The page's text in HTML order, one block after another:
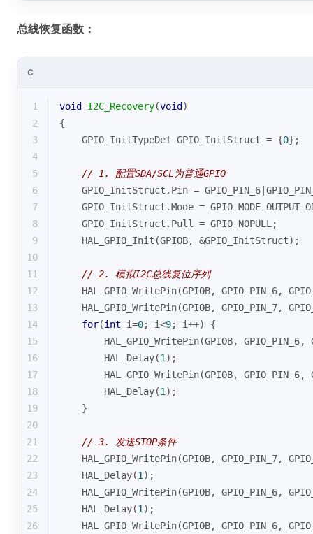
总线恢复函数：
C
1 void I2C_Recovery(void )
2
{
3
    GPIO_InitTypeDef GPIO_InitStruct = {
0};
4
5
// 1. 配置SDA/SCL为普通GPIO
6
GPIO_InitStruct.Pin =
7
GPIO_InitStruct.Mode =
8
    GPIO_InitStruct.Pull = GPIO_NOPULL;
9
    HAL_GPIO_Init(GPIOB, &GPIO_InitStruct);
10
11
// 2. 模拟I2C总线复位序列
12
HAL_GPIO_WritePin(GPIOB, GPIO_PIN_6,
13
HAL_GPIO_WritePin(GPIOB, GPIO_PIN_7,
14
for(int i=0; i<9; i++) {
15
HAL_GPIO_WritePin(GPIOB, GPIO_PIN_6,
16
        HAL_Delay(
1 );
17
HAL_GPIO_WritePin(GPIOB, GPIO_PIN_6,
18
        HAL_Delay(
1 );
19
    }
20
21
// 3. 发送STOP条件
22
HAL_GPIO_WritePin(GPIOB, GPIO_PIN_7,
23
    HAL_Delay(
1 );
24
HAL_GPIO_WritePin(GPIOB, GPIO_PIN_6,
25
    HAL_Delay(
1 );
26
HAL_GPIO_WritePin(GPIOB, GPIO_PIN_6,